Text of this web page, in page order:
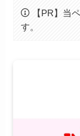
【PR】当
す。